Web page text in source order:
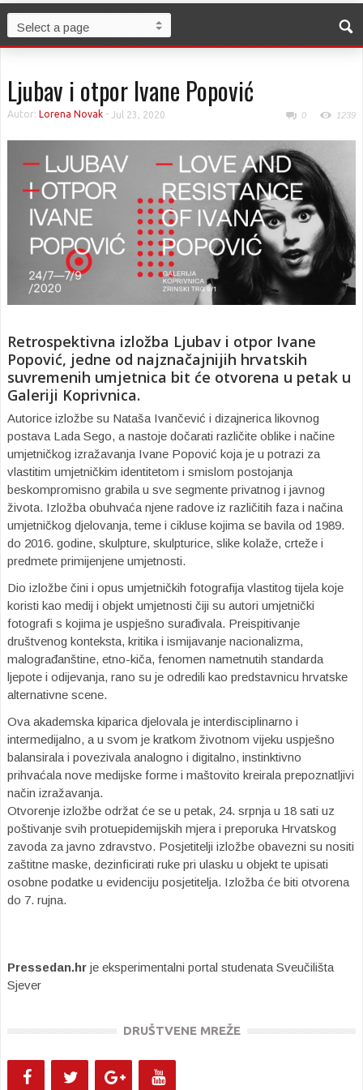
Ljubav i otpor Ivane Popović
Autor: Lorena Novak - Jul 23, 2020 0 1239
Retrospektivna izložba Ljubav i otpor Ivane
Popović, jedne od najznačajnijih hrvatskih
suvremenih umjetnica bit će otvorena u petak u
Galeriji Koprivnica.
Autorice izložbe su Nataša Ivančević i dizajnerica likovnog
postava Lada Sego, a nastoje dočarati različite oblike i načine
umjetničkog izražavanja Ivane Popović koja je u potrazi za
vlastitim umjetničkim identitetom i smislom postojanja
beskompromisno grabila u sve segmente privatnog i javnog
života. Izložba obuhvaća njene radove iz različitih faza i načina
umjetničkog djelovanja, teme i cikluse kojima se bavila od 1989.
do 2016. godine, skulpture, skulpturice, slike kolaže, crteže i
predmete primijenjene umjetnosti.
Dio izložbe čini i opus umjetničkih fotografija vlastitog tijela koje
koristi kao medij i objekt umjetnosti čiji su autori umjetnički
fotografi s kojima je uspješno surađivala. Preispitivanje
društvenog konteksta, kritika i ismijavanje nacionalizma,
malograđanštine, etno-kiča, fenomen nametnutih standarda
ljepote i odijevanja, rano su je odredili kao predstavnicu hrvatske
alternativne scene.
Ova akademska kiparica djelovala je interdisciplinarno i
intermedijalno, a u svom je kratkom životnom vijeku uspješno
balansirala i povezivala analogno i digitalno, instinktivno
prihvaćala nove medijske forme i maštovito kreirala prepoznatljivi
način izražavanja.
Otvorenje izložbe održat će se u petak, 24. srpnja u 18 sati uz
poštivanje svih protuepidemijskih mjera i preporuka Hrvatskog
zavoda za javno zdravstvo. Posjetitelji izložbe obavezni su nositi
zaštitne maske, dezinficirati ruke pri ulasku u objekt te upisati
osobne podatke u evidenciju posjetitelja. Izložba će biti otvorena
do 7. rujna.
Pressedan.hr je eksperimentalni portal studenata Sveučilišta
Sjever
DRUŠTVENE MREŽE